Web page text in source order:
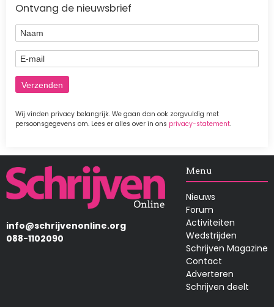
Ontvang de nieuwsbrief
Naam
E-mail
Wij vinden privacy belangrijk. We gaan dan ook zorgvuldig met
persoonsgegevens om. Lees er alles over in ons privacy-statement.
Afbeelding
info@schrijvenonline.org
088-1102090
Menu
Nieuws
Forum
Activiteiten
Wedstrijden
Schrijven Magazine
Contact
Adverteren
Schrijven deelt